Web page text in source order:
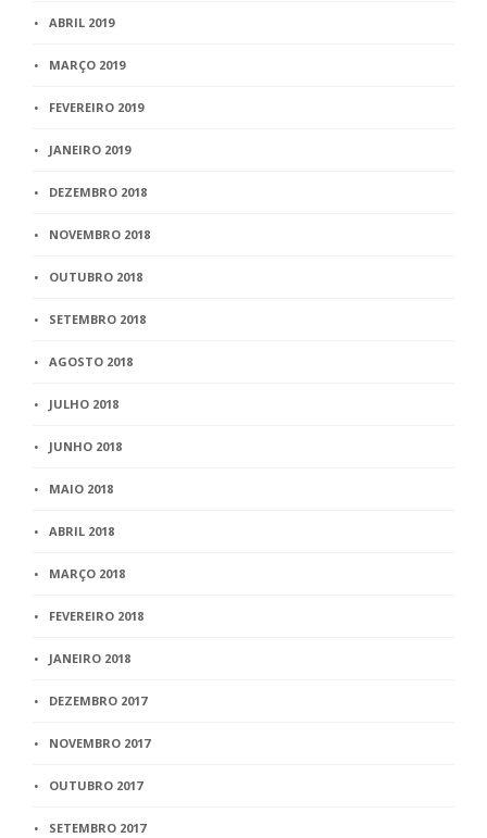
ABRIL 2019
MARÇO 2019
FEVEREIRO 2019
JANEIRO 2019
DEZEMBRO 2018
NOVEMBRO 2018
OUTUBRO 2018
SETEMBRO 2018
AGOSTO 2018
JULHO 2018
JUNHO 2018
MAIO 2018
ABRIL 2018
MARÇO 2018
FEVEREIRO 2018
JANEIRO 2018
DEZEMBRO 2017
NOVEMBRO 2017
OUTUBRO 2017
SETEMBRO 2017